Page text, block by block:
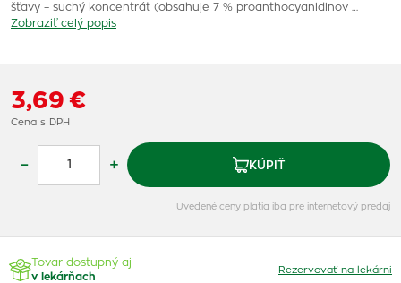
šťavy – suchý koncentrát (obsahuje 7 % proanthocyanidinov …
Zobraziť celý popis
3,69 €
Cena s DPH
– + KÚPIŤ
Uvedené ceny platia iba pre internetový predaj
Tovar dostupný aj
v lekárňach
Rezervovať na lekárni